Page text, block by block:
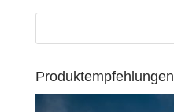
Produktempfehlungen